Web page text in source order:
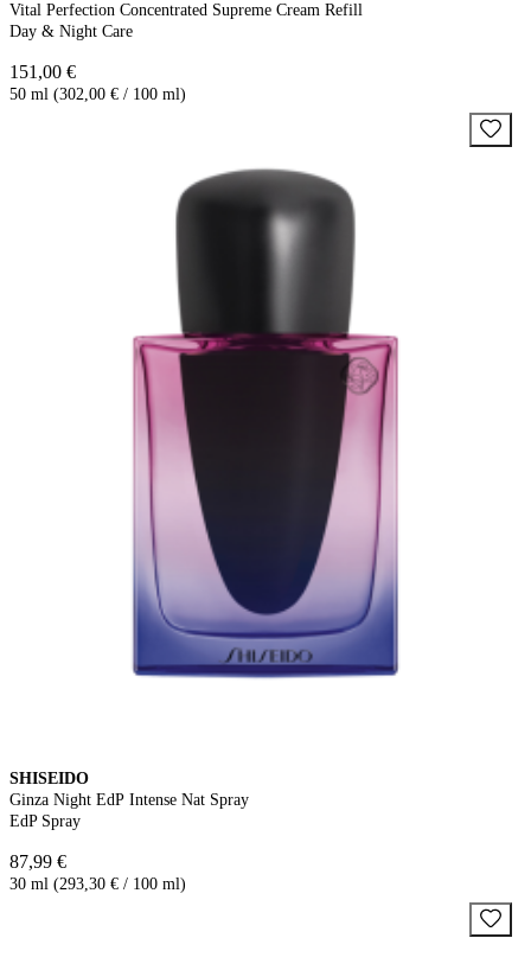
Vital Perfection Concentrated Supreme Cream Refill
Day & Night Care
151,00 €
50 ml (302,00 € / 100 ml)
SHISEIDO
Ginza Night EdP Intense Nat Spray
EdP Spray
87,99 €
30 ml (293,30 € / 100 ml)